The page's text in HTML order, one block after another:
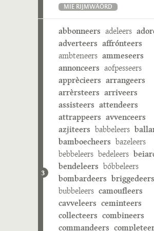
MIE RIJMWÄÖRD
3
abbonneers adeleers
adverteers affrónteers
ambteneers ammeseers
annonceers aofpesseers
apprècieers arrangeers
arrèrsteers arriveers
assisteers attendeers
attrappeers avvenceers
azjiteers babbeleers
bamboecheers bazeleers
bebbeleers bedeleers
bendeleers bóbbeleers
bombardeers briggedeers
bubbeleers camoufleers
cavveleers ceminteers
collecteers combineers
commandeers